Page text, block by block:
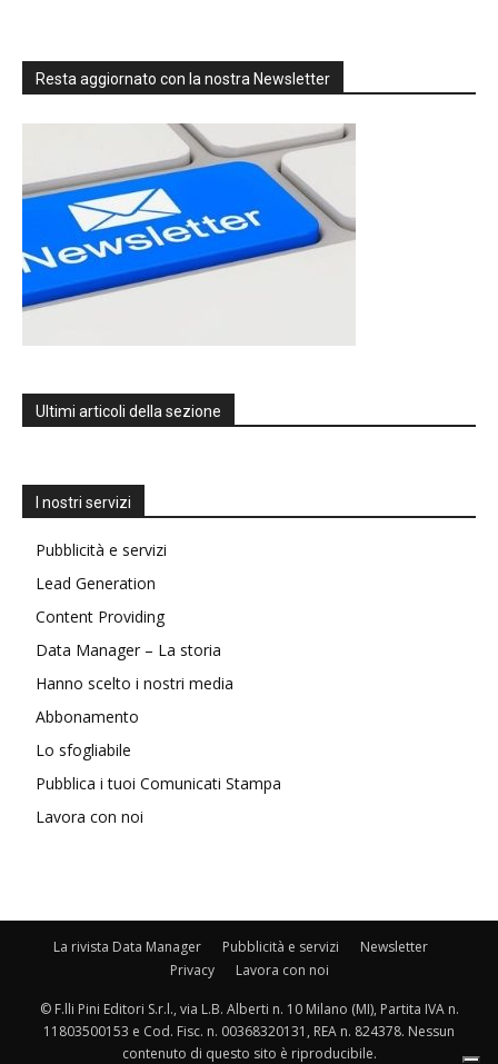
Resta aggiornato con la nostra Newsletter
Ultimi articoli della sezione
I nostri servizi
Pubblicità e servizi
Lead Generation
Content Providing
Data Manager – La storia
Hanno scelto i nostri media
Abbonamento
Lo sfogliabile
Pubblica i tuoi Comunicati Stampa
Lavora con noi
La rivista Data Manager Pubblicità e servizi
Newsletter
Privacy
Lavora con noi
© F.lli Pini Editori S.r.l., via L.B. Alberti n. 10 Milano (MI), Partita IVA n.
11803500153 e Cod. Fisc. n. 00368320131, REA n. 824378. Nessun
contenuto di questo sito è riproducibile.